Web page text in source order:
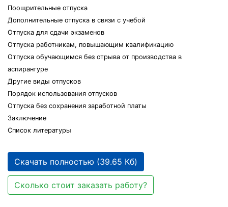
Поощрительные отпуска
Дополнительные отпуска в связи с учебой
Отпуска для сдачи экзаменов
Отпуска работникам, повышающим квалификацию
Отпуска обучающимся без отрыва от производства в
аспирантуре
Другие виды отпусков
Порядок использования отпусков
Отпуска без сохранения заработной платы
Заключение
Список литературы
Скачать полностью (39.65 Кб)
Сколько стоит заказать работу?